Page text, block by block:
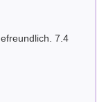
7.4